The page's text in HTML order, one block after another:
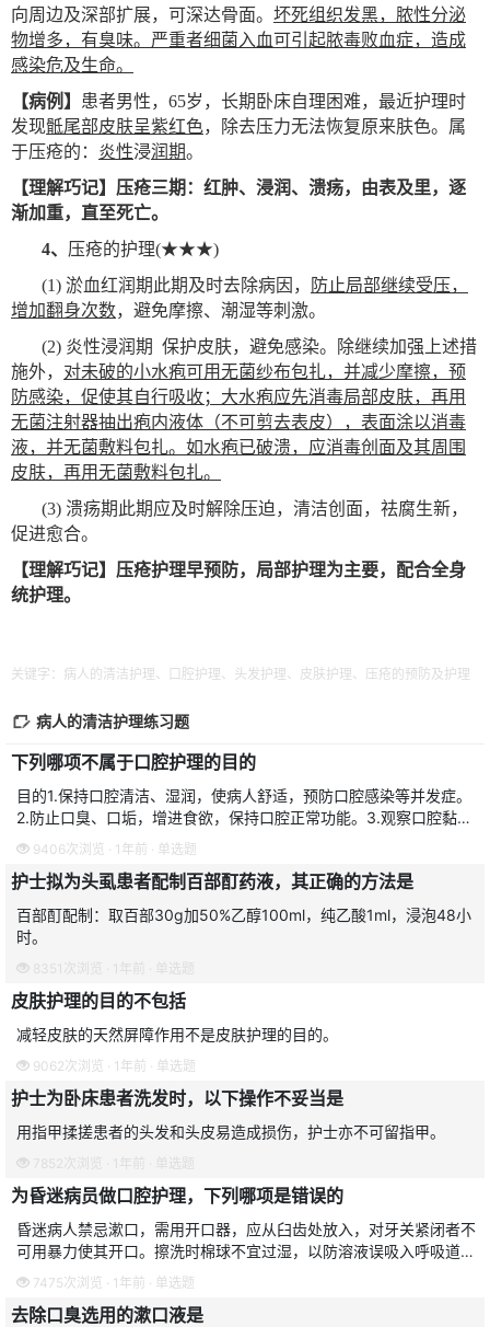
向周边及深部扩展，可深达骨面。 坏死组织发黑，脓性分泌
物增多，有臭味。严重者细菌入血可引起脓毒败血症，造成
感染危及生命。
【病例】
患者男性，65岁，长期卧床自理困难，最近护理时
发现骶尾部皮肤呈紫红色，除去压力无法恢复原来肤色。属
于压疮的： 炎性浸润期。
【理解巧记】压疮三期：红肿、浸润、溃疡，由表及里，逐
渐加重，直至死亡。
4、 压疮的护理(★★★)
(1) 淤血红润期此期及时去除病因，
防止局部继续受压，
增加翻身次数，避免摩擦、潮湿等刺激。
(2) 炎性浸润期 保护皮肤，避免感染。除继续加强上述措
施外， 对未破的小水疱可用无菌纱布包扎，并减少摩擦，预
防感染，促使其自行吸收；大水疱应先消毒局部皮肤，再用
无菌注射器抽出疱内液体（不可剪去表皮），表面涂以消毒
液，并无菌敷料包扎。如水疱已破溃，应消毒创面及其周围
皮肤，再用无菌敷料包扎。
(3) 溃疡期此期应及时解除压迫，清洁创面，祛腐生新，
促进愈合。
【理解巧记】压疮护理早预防，局部护理为主要，配合全身
统护理。
关键字：病人的清洁护理、口腔护理、头发护理、皮肤护理、压疮的预防及护理
病人的清洁护理练习题
下列哪项不属于口腔护理的目的
目的1.保持口腔清洁、湿润，使病人舒适，预防口腔感染等并发症。
2.防止口臭、口垢，增进食欲，保持口腔正常功能。3.观察口腔黏
膜、舌苔的变化，以及有无特殊口腔气味，以提供病情观察的动态信
9406次浏览 · 1年前 · 单选题
护士拟为头虱患者配制百部酊药液，其正确的方法是
百部酊配制：取百部30g加50%乙醇100ml，纯乙酸1ml，浸泡48小
时。
8351次浏览 · 1年前 · 单选题
皮肤护理的目的不包括
减轻皮肤的天然屏障作用不是皮肤护理的目的。
9062次浏览 · 1年前 · 单选题
护士为卧床患者洗发时，以下操作不妥当是
用指甲揉搓患者的头发和头皮易造成损伤，护士亦不可留指甲。
7852次浏览 · 1年前 · 单选题
为昏迷病员做口腔护理，下列哪项是错误的
昏迷病人禁忌漱口，需用开口器，应从臼齿处放入，对牙关紧闭者不
可用暴力使其开口。擦洗时棉球不宜过湿，以防溶液误吸入呼吸道。
棉球要用止血钳夹紧，每次1个，防止遗留在口腔，必要时要清点棉
球数量。对活动义齿应
7475次浏览 · 1年前 · 单选题
去除口臭选用的漱口液是